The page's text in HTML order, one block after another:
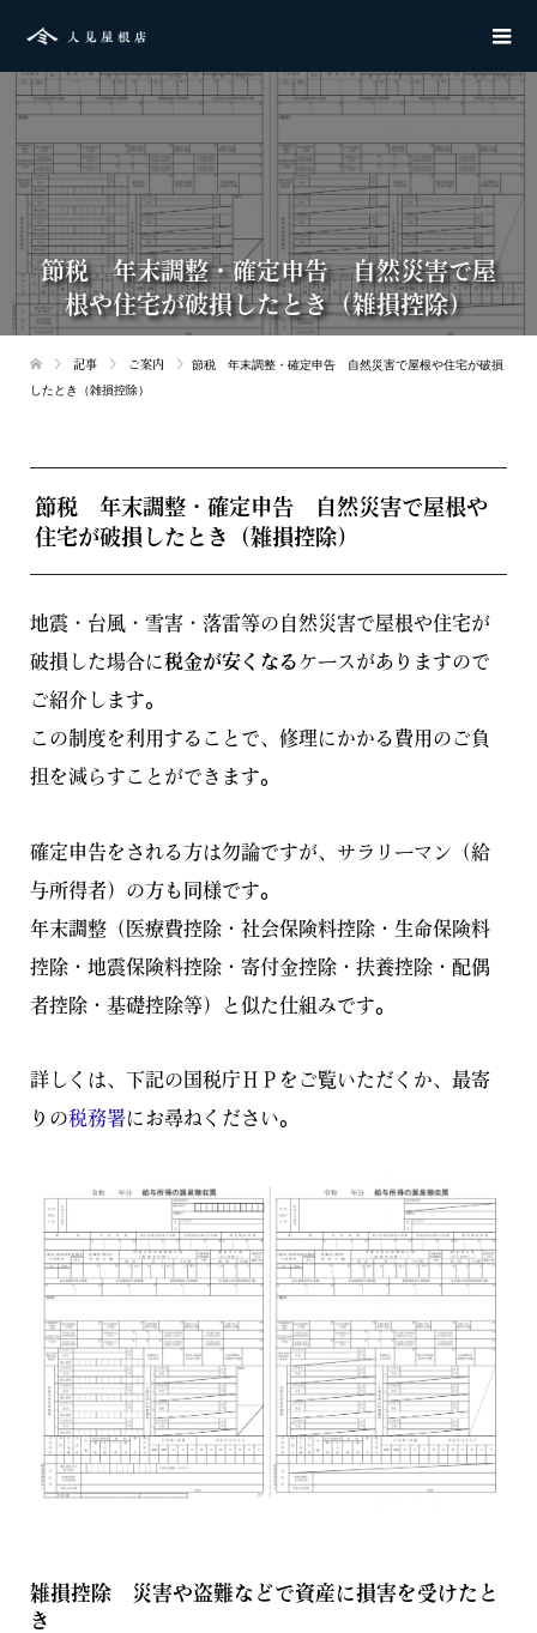
節税 年末調整・確定申告 自然災害で屋
根や住宅が破損したとき（雑損控除）
記事 ご案内
節税 年末調整・確定申告 自然災害で屋根や住宅が破損
したとき（雑損控除）
節税 年末調整・確定申告 自然災害で屋根や
住宅が破損したとき（雑損控除）
地震・台風・雪害・落雷等の自然災害で屋根や住宅が
破損した場合に税金が安くなるケースがありますので
ご紹介します。
この制度を利用することで、修理にかかる費用のご負
担を減らすことができます。
確定申告をされる方は勿論ですが、サラリーマン（給
与所得者）の方も同様です。
年末調整（医療費控除・社会保険料控除・生命保険料
控除・地震保険料控除・寄付金控除・扶養控除・配偶
者控除・基礎控除等）と似た仕組みです。
詳しくは、下記の国税庁ＨＰをご覧いただくか、最寄
りの税務署にお尋ねください。
雑損控除 災害や盗難などで資産に損害を受けたと
き